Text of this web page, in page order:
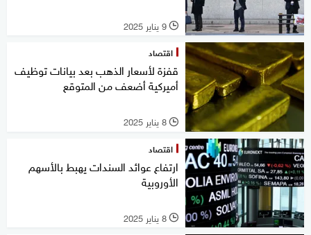
l 9 يناير 2025
اقتصاد
قفزة لأسعار الذهب بعد بيانات توظيف
أميركية أضعف من المتوقع
l 8 يناير 2025
اقتصاد
ارتفاع عوائد السندات يهبط بالأسهم
الأوروبية
l 8 يناير 2025